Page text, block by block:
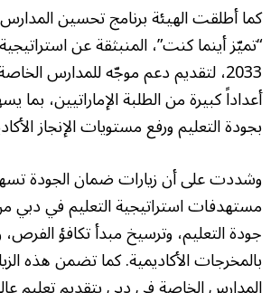
كما أطلقت الهيئة برنامج تحسين
“تميّز أينما كنت”، المنبثقة عن
2033، لتقديم دعم موجّه للمدارس
أعداداً كبيرة من الطلبة الإماراتيين، بما
بجودة التعليم ورفع مستويات الإنجاز
وشددت على أن زيارات ضمان الجودة
مستهدفات استراتيجية التعليم في دبي
جودة التعليم، وترسيخ مبدأ تكافؤ الفرص،
بالمخرجات الأكاديمية. كما تضمن هذه